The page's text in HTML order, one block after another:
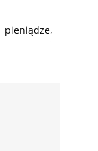
pieniądze